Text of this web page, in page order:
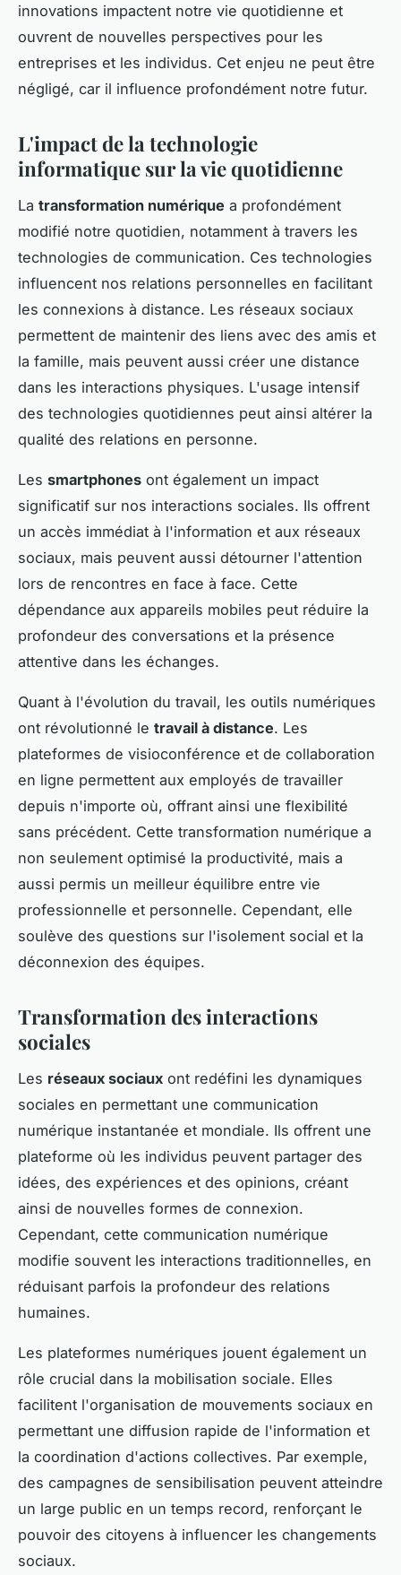
innovations impactent notre vie quotidienne et
ouvrent de nouvelles perspectives pour les
entreprises et les individus. Cet enjeu ne peut être
négligé, car il influence profondément notre futur.
L'impact de la technologie
informatique sur la vie quotidienne
La transformation numérique a profondément
modifié notre quotidien, notamment à travers les
technologies de communication. Ces technologies
influencent nos relations personnelles en facilitant
les connexions à distance. Les réseaux sociaux
permettent de maintenir des liens avec des amis et
la famille, mais peuvent aussi créer une distance
dans les interactions physiques. L'usage intensif
des technologies quotidiennes peut ainsi altérer la
qualité des relations en personne.
Les smartphones ont également un impact
significatif sur nos interactions sociales. Ils offrent
un accès immédiat à l'information et aux réseaux
sociaux, mais peuvent aussi détourner l'attention
lors de rencontres en face à face. Cette
dépendance aux appareils mobiles peut réduire la
profondeur des conversations et la présence
attentive dans les échanges.
Quant à l'évolution du travail, les outils numériques
ont révolutionné le travail à distance. Les
plateformes de visioconférence et de collaboration
en ligne permettent aux employés de travailler
depuis n'importe où, offrant ainsi une flexibilité
sans précédent. Cette transformation numérique a
non seulement optimisé la productivité, mais a
aussi permis un meilleur équilibre entre vie
professionnelle et personnelle. Cependant, elle
soulève des questions sur l'isolement social et la
déconnexion des équipes.
Transformation des interactions
sociales
Les réseaux sociaux ont redéfini les dynamiques
sociales en permettant une communication
numérique instantanée et mondiale. Ils offrent une
plateforme où les individus peuvent partager des
idées, des expériences et des opinions, créant
ainsi de nouvelles formes de connexion.
Cependant, cette communication numérique
modifie souvent les interactions traditionnelles, en
réduisant parfois la profondeur des relations
humaines.
Les plateformes numériques jouent également un
rôle crucial dans la mobilisation sociale. Elles
facilitent l'organisation de mouvements sociaux en
permettant une diffusion rapide de l'information et
la coordination d'actions collectives. Par exemple,
des campagnes de sensibilisation peuvent atteindre
un large public en un temps record, renforçant le
pouvoir des citoyens à influencer les changements
sociaux.